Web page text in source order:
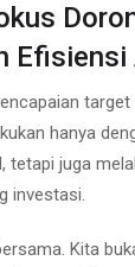
Efisiensi
hanya
tetapi juga
investasi.
Kita